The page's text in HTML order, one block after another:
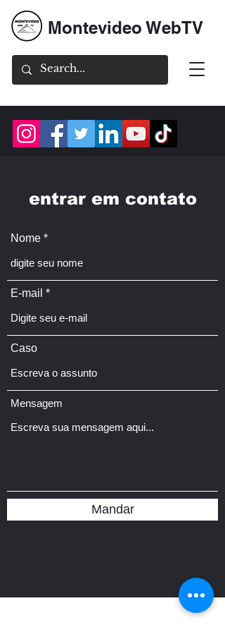
Montevideo WebTV
entrar em contato
Nome
E-mail
Caso
Mensagem
Mandar